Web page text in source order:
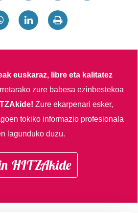
euskaraz, libre eta kalitatez
zure babesa ezinbestekoa
Zure ekarpenari esker,
tokiko informazio profesionala
lagunduko duzu.
HITZAkide